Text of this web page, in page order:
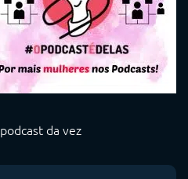
podcast da vez